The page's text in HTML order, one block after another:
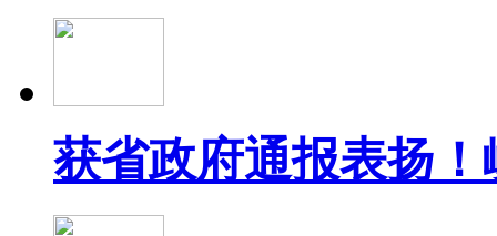
获省政府通报表扬